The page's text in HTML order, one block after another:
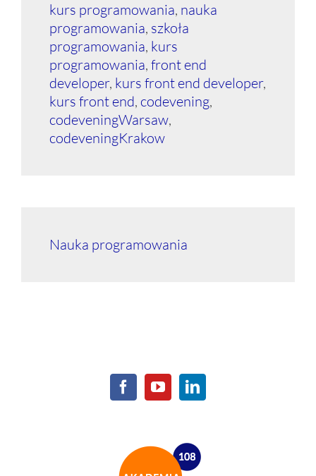
kurs programowania, nauka
programowania, szkoła
programowania, kurs
programowania, front end
developer, kurs front end developer,
kurs front end, codevening,
codeveningWarsaw,
codeveningKrakow
Nauka programowania